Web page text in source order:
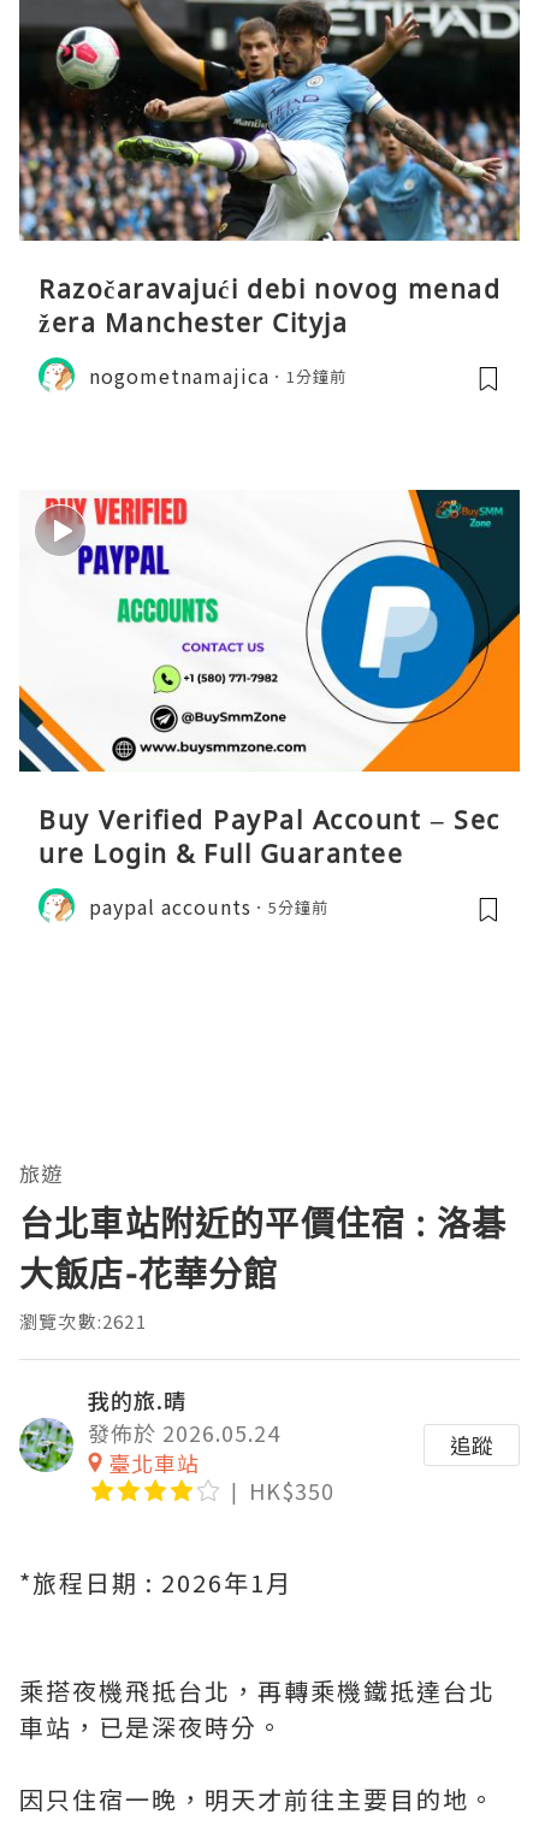
Razočaravajući debi novog menad
žera Manchester Cityja
nogometnamajica 1分鐘前
Buy Verified PayPal Account – Sec
ure Login & Full Guarantee
paypal accounts 5分鐘前
旅遊
台北車站附近的平價住宿 : 洛碁
大飯店-花華分館
瀏覽次數:2621
我的旅.晴
發佈於 2026.05.24
臺北車站
HK$350
追蹤
*旅程日期 : 2026年1月
乘搭夜機飛抵台北，再轉乘機鐵抵達台北
車站，已是深夜時分。
因只住宿一晚，明天才前往主要目的地。